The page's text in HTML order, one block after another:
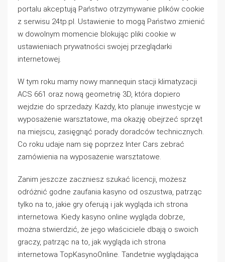
portalu akceptują Państwo otrzymywanie plików cookie
z serwisu 24tp.pl. Ustawienie to mogą Państwo zmienić
w dowolnym momencie blokując pliki cookie w
ustawieniach prywatności swojej przeglądarki
internetowej.
W tym roku mamy nowy mannequin stacji klimatyzacji
ACS 661 oraz nową geometrię 3D, która dopiero
wejdzie do sprzedaży. Każdy, kto planuje inwestycje w
wyposażenie warsztatowe, ma okazję obejrzeć sprzęt
na miejscu, zasięgnąć porady doradców technicznych.
Co roku udaje nam się poprzez Inter Cars zebrać
zamówienia na wyposażenie warsztatowe.
Zanim jeszcze zaczniesz szukać licencji, możesz
odróżnić godne zaufania kasyno od oszustwa, patrząc
tylko na to, jakie gry oferują i jak wygląda ich strona
internetowa. Kiedy kasyno online wygląda dobrze,
można stwierdzić, że jego właściciele dbają o swoich
graczy, patrząc na to, jak wygląda ich strona
internetowa TopKasynoOnline. Tandetnie wyglądająca